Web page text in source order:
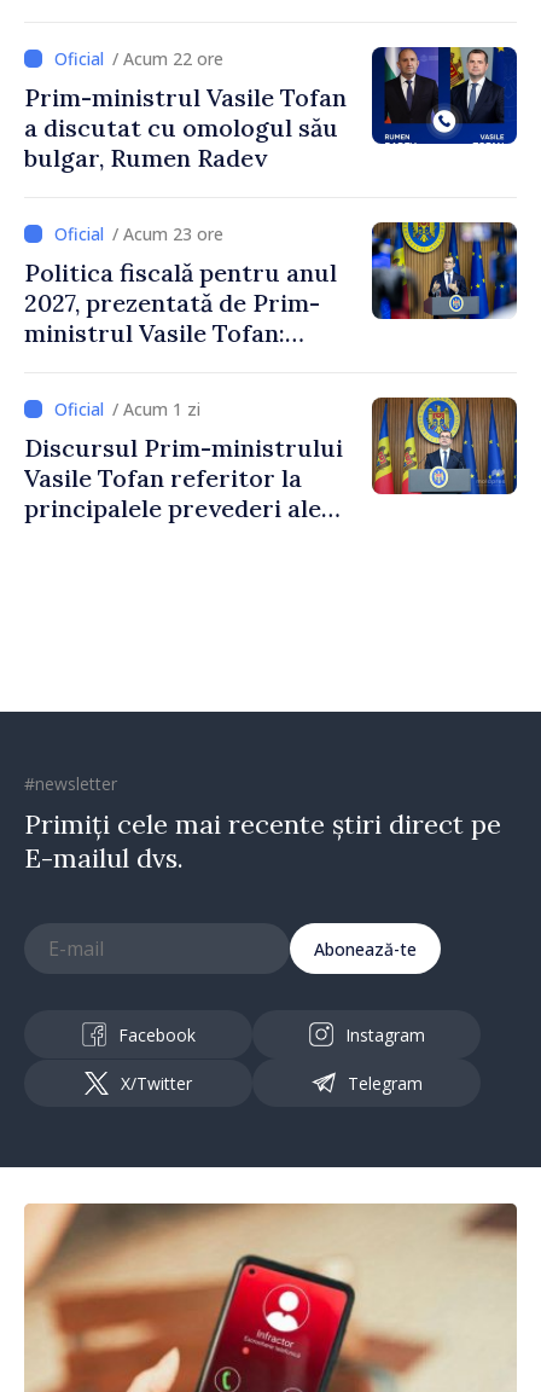
Comitetului Internațional al
Crucii Roșii în Moldova
/ Acum 22 ore
Prim-ministrul Vasile Tofan
a discutat cu omologul său
bulgar, Rumen Radev
/ Acum 23 ore
Politica fiscală pentru anul
2027, prezentată de Prim-
ministrul Vasile Tofan:
stimularea investițiilor și o
taxare mai echitabilă
/ Acum 1 zi
Discursul Prim-ministrului
Vasile Tofan referitor la
principalele prevederi ale
#newsletter
Primiți cele mai recente știri direct pe
E-mailul dvs.
Abonează-te
Facebook Instagram
X/Twitter Telegram